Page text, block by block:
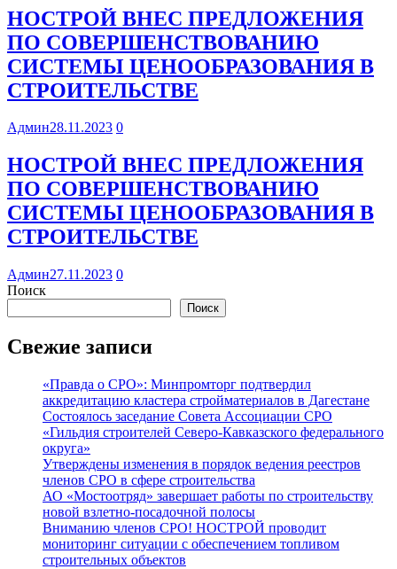
НОСТРОЙ ВНЕС ПРЕДЛОЖЕНИЯ
ПО СОВЕРШЕНСТВОВАНИЮ
СИСТЕМЫ ЦЕНООБРАЗОВАНИЯ В
СТРОИТЕЛЬСТВЕ
Админ28.11.2023 0
НОСТРОЙ ВНЕС ПРЕДЛОЖЕНИЯ
ПО СОВЕРШЕНСТВОВАНИЮ
СИСТЕМЫ ЦЕНООБРАЗОВАНИЯ В
СТРОИТЕЛЬСТВЕ
Админ27.11.2023 0
Поиск
Поиск
Свежие записи
«Правда о СРО»: Минпромторг подтвердил
аккредитацию кластера стройматериалов в Дагестане
Состоялось заседание Совета Ассоциации СРО
«Гильдия строителей Северо-Кавказского федерального
округа»
Утверждены изменения в порядок ведения реестров
членов СРО в сфере строительства
АО «Мостоотряд» завершает работы по строительству
новой взлетно-посадочной полосы
Вниманию членов СРО! НОСТРОЙ проводит
мониторинг ситуации с обеспечением топливом
строительных объектов